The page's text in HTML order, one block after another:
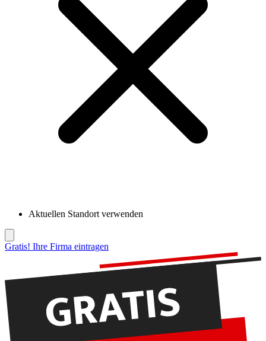
Aktuellen Standort verwenden
Gratis! Ihre Firma eintragen